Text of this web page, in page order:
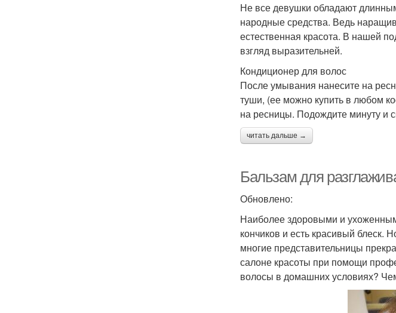
Не все девушки обладают
народные средства. Ведь
естественная красота. В нашей
взгляд выразительней.
Кондиционер для волос
После умывания нанесите на
туши, (ее можно купить в любом
на ресницы. Подождите минуту и
читать дальше →
Бальзам для
Обновлено:
Наиболее здоровыми и
кончиков и есть красивый блеск.
многие представительницы
салоне красоты при помощи
волосы в домашних условиях?